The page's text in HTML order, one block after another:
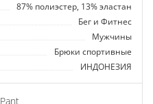
87% полиэстер, 13% эластан
Бег и Фитнес
Мужчины
Брюки спортивные
ИНДОНЕЗИЯ